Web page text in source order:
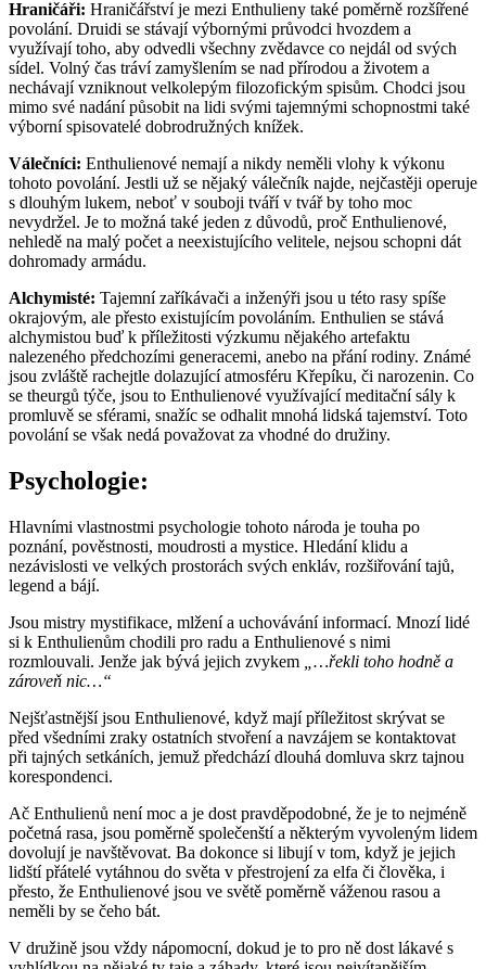
Hraničáři: Hraničářství je mezi Enthulieny také poměrně rozšířené
povolání. Druidi se stávají výbornými průvodci hvozdem a
využívají toho, aby odvedli všechny zvědavce co nejdál od svých
sídel. Volný čas tráví zamyšlením se nad přírodou a životem a
nechávají vzniknout velkolepým filozofickým spisům. Chodci jsou
mimo své nadání působit na lidi svými tajemnými schopnostmi také
výborní spisovatelé dobrodružných knížek.
Válečníci: Enthulienové nemají a nikdy neměli vlohy k výkonu
tohoto povolání. Jestli už se nějaký válečník najde, nejčastěji operuje
s dlouhým lukem, neboť v souboji tváří v tvář by toho moc
nevydržel. Je to možná také jeden z důvodů, proč Enthulienové,
nehledě na malý počet a neexistujícího velitele, nejsou schopni dát
dohromady armádu.
Alchymisté: Tajemní zaříkávači a inženýři jsou u této rasy spíše
okrajovým, ale přesto existujícím povoláním. Enthulien se stává
alchymistou buď k příležitosti výzkumu nějakého artefaktu
nalezeného předchozími generacemi, anebo na přání rodiny. Známé
jsou zvláště rachejtle dolazující atmosféru Křepíku, či narozenin. Co
se theurgů týče, jsou to Enthulienové využívající meditační sály k
promluvě se sférami, snažíc se odhalit mnohá lidská tajemství. Toto
povolání se však nedá považovat za vhodné do družiny.
Psychologie:
Hlavními vlastnostmi psychologie tohoto národa je touha po
poznání, pověstnosti, moudrosti a mystice. Hledání klidu a
nezávislosti ve velkých prostorách svých enkláv, rozšiřování tajů,
legend a bájí.
Jsou mistry mystifikace, mlžení a uchovávání informací. Mnozí lidé
si k Enthulienům chodili pro radu a Enthulienové s nimi
rozmlouvali. Jenže jak bývá jejich zvykem „…řekli toho hodně a
zároveň nic…“
Nejšťastnější jsou Enthulienové, když mají příležitost skrývat se
před všedními zraky ostatních stvoření a navzájem se kontaktovat
při tajných setkáních, jemuž předchází dlouhá domluva skrz tajnou
korespondenci.
Ač Enthulienů není moc a je dost pravděpodobné, že je to nejméně
početná rasa, jsou poměrně společenští a některým vyvoleným lidem
dovolují je navštěvovat. Ba dokonce si libují v tom, když je jejich
lidští přátelé vytáhnou do světa v přestrojení za elfa či člověka, i
přesto, že Enthulienové jsou ve světě poměrně váženou rasou a
neměli by se čeho bát.
V družině jsou vždy nápomocní, dokud je to pro ně dost lákavé s